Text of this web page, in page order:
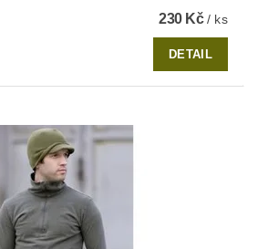
230 Kč/ ks
DETAIL